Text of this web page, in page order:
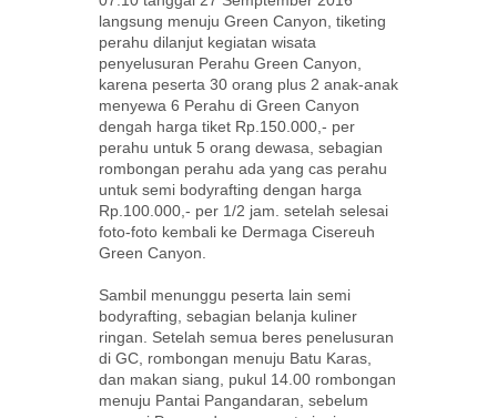
a
n
.c
o
langsung menuju Green Canyon, tiketing
perahu dilanjut kegiatan wisata
penyelusuran Perahu Green Canyon,
karena peserta 30 orang plus 2 anak-anak
menyewa 6 Perahu di Green Canyon
dengah harga tiket Rp.150.000,- per
perahu untuk 5 orang dewasa, sebagian
rombongan perahu ada yang cas perahu
untuk semi bodyrafting dengan harga
Rp.100.000,- per 1/2 jam. setelah selesai
foto-foto kembali ke Dermaga Cisereuh
Green Canyon.
Sambil menunggu peserta lain semi
bodyrafting, sebagian belanja kuliner
ringan. Setelah semua beres penelusuran
di GC, rombongan menuju Batu Karas,
dan makan siang, pukul 14.00 rombongan
menuju Pantai Pangandaran, sebelum